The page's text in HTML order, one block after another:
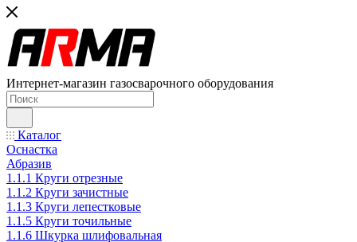
Интернет-магазин газосварочного оборудования
Каталог
Оснастка
Абразив
1.1.1 Круги отрезные
1.1.2 Круги зачистные
1.1.3 Круги лепестковые
1.1.5 Круги точильные
1.1.6 Шкурка шлифовальная